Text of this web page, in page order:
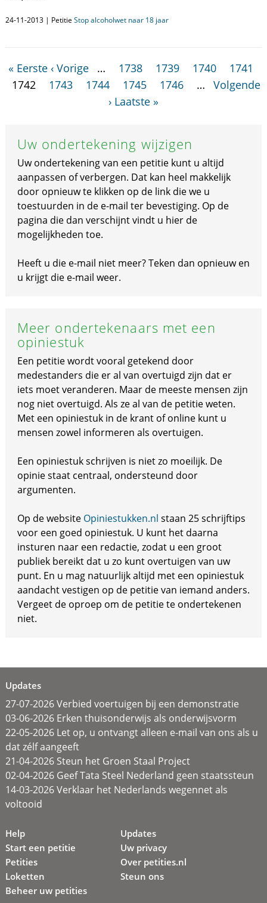
24-11-2013 | Petitie Stop alcoholwet naar 18 jaar
« Eerste ‹ Vorige … 1738 1739 1740
1741
1742
1743 1744 1745 1746 …
Volgende
› Laatste »
Uw ondertekening wijzigen
Uw ondertekening van een petitie kunt u altijd
aanpassen of verbergen. Dat kan heel makkelijk
door opnieuw te klikken op de link die we u
toestuurden in de e-mail ter bevestiging. Op de
pagina die dan verschijnt vindt u hier de
mogelijkheden toe.
Heeft u die e-mail niet meer? Teken dan opnieuw en
u krijgt die e-mail weer.
Meer ondertekenaars met een
opiniestuk
Een petitie wordt vooral getekend door
medestanders die er al van overtuigd zijn dat er
iets moet veranderen. Maar de meeste mensen zijn
nog niet overtuigd. Als ze al van de petitie weten.
Met een opiniestuk in de krant of online kunt u
mensen zowel informeren als overtuigen.
Een opiniestuk schrijven is niet zo moeilijk. De
opinie staat centraal, ondersteund door
argumenten.
Op de website Opiniestukken.nl staan 25 schrijftips
voor een goed opiniestuk. U kunt het daarna
insturen naar een redactie, zodat u een groot
publiek bereikt dat u zo kunt overtuigen van uw
punt. En u mag natuurlijk altijd met een opiniestuk
aandacht vestigen op de petitie van iemand anders.
Vergeet de oproep om de petitie te ondertekenen
niet.
Updates
27-07-2026 Verbied voertuigen bij een demonstratie
03-06-2026 Erken thuisonderwijs als onderwijsvorm
22-05-2026 Let op, u ontvangt alleen e-mail van ons als u
dat zélf aangeeft
21-04-2026 Steun het Groen Staal Project
02-04-2026 Geef Tata Steel Nederland geen staatssteun
14-03-2026 Verklaar het Nederlands wegennet als
voltooid
Help
Start een petitie
Petities
Loketten
Beheer uw petities
Updates
Uw privacy
Over petities.nl
Steun ons